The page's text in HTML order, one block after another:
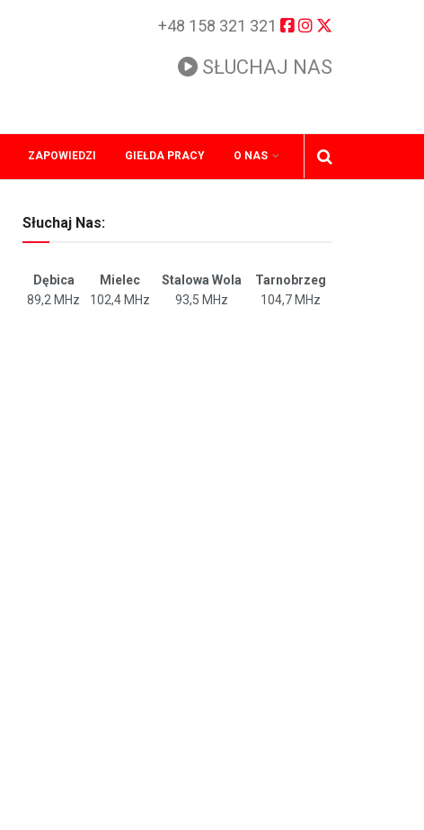
+48 158 321 321
SŁUCHAJ NAS
ZAPOWIEDZI GIEŁDA PRACY O NAS
Słuchaj Nas:
Dębica Mielec Stalowa Wola
Tarnobrzeg
89,2 MHz
102,4 MHz 93,5 MHz 104,7 MHz